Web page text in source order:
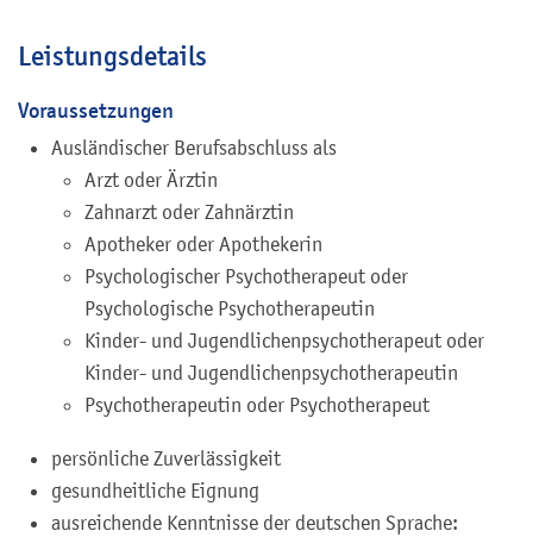
Leistungsdetails
Voraussetzungen
Ausländischer Berufsabschluss als
Arzt oder Ärztin
Zahnarzt oder Zahnärztin
Apotheker oder Apothekerin
Psychologischer Psychotherapeut oder
Psychologische Psychotherapeutin
Kinder- und Jugendlichenpsychotherapeut oder
Kinder- und Jugendlichenpsychotherapeutin
Psychotherapeutin oder Psychotherapeut
persönliche Zuverlässigkeit
gesundheitliche Eignung
ausreichende Kenntnisse der deutschen Sprache: